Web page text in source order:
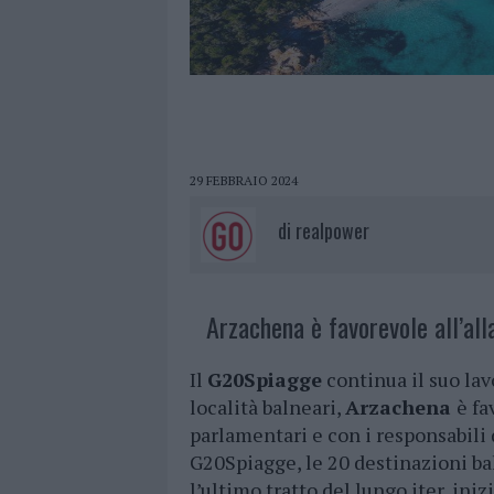
29 FEBBRAIO 2024
di realpower
Arzachena è favorevole
Il G20Spiagge continua il suo
località balneari,Arzachena è
parlamentari e con i
G20Spiagge, le 20 destinazioni